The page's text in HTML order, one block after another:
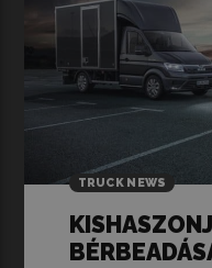
TRUCK NEWS